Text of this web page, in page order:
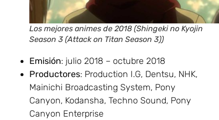
Los mejores animes de 2018 (Shingeki no Kyojin
Season 3 (Attack on Titan Season 3))
Emisión: julio 2018 – octubre 2018
Productores: Production I.G, Dentsu, NHK,
Mainichi Broadcasting System, Pony
Canyon, Kodansha, Techno Sound, Pony
Canyon Enterprise